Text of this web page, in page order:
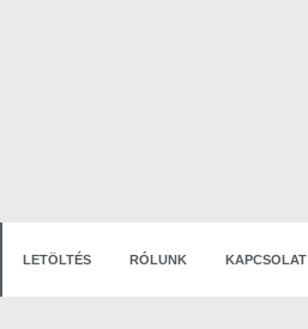
LETÖLTÉS RÓLUNK KAPCSOLAT